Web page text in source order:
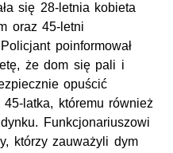
się 28-letnia kobieta
oraz 45-letni
poinformował
że dom się pali i
opuścić
latka, któremu również
Funkcjonariuszowi
którzy zauważyli dym